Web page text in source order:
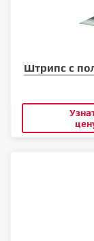
Штрипс с